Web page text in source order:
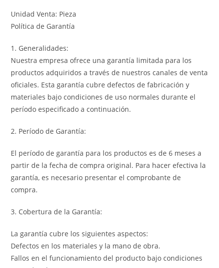
Unidad Venta: Pieza
Política de Garantía
1. Generalidades:
Nuestra empresa ofrece una garantía limitada para los
productos adquiridos a través de nuestros canales de venta
oficiales. Esta garantía cubre defectos de fabricación y
materiales bajo condiciones de uso normales durante el
período especificado a continuación.
2. Período de Garantía:
El período de garantía para los productos es de 6 meses a
partir de la fecha de compra original. Para hacer efectiva la
garantía, es necesario presentar el comprobante de
compra.
3. Cobertura de la Garantía:
La garantía cubre los siguientes aspectos:
Defectos en los materiales y la mano de obra.
Fallos en el funcionamiento del producto bajo condiciones